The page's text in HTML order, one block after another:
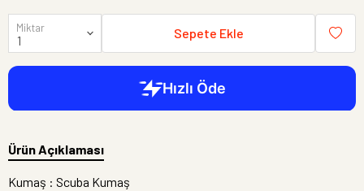
Miktar Sepete Ekle
Ürün Açıklaması
Kumaş : Scuba Kumaş